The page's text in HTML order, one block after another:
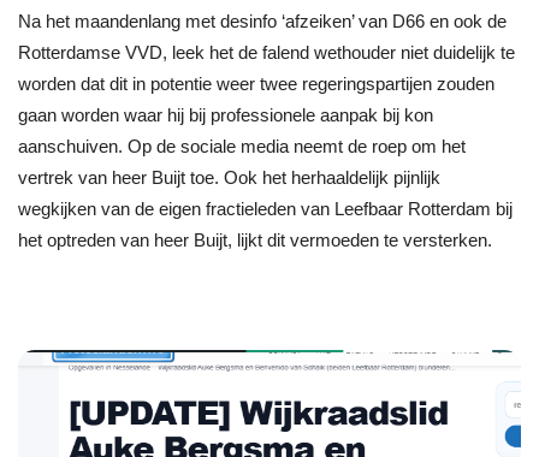
Na het maandenlang met desinfo ‘afzeiken’ van D66 en ook de
Rotterdamse VVD, leek het de falend wethouder niet duidelijk te
worden dat dit in potentie weer twee regeringspartijen zouden
gaan worden waar hij bij professionele aanpak bij kon
aanschuiven. Op de sociale media neemt de roep om het
vertrek van heer Buijt toe. Ook het herhaaldelijk pijnlijk
wegkijken van de eigen fractieleden van Leefbaar Rotterdam bij
het optreden van heer Buijt, lijkt dit vermoeden te versterken.